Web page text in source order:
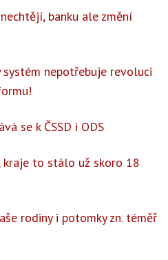
banku ale změní
nepotřebuje revoluci
se k ČSSD i ODS
kraje to stálo už skoro 18
rodiny i potomky zn. téměř